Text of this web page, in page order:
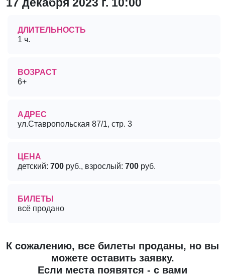
ДЛИТЕЛЬНОСТЬ
1 ч.
ВОЗРАСТ
6+
АДРЕС
ул.Ставропольская 87/1, стр. 3
ЦЕНА
детский: 700 руб., взрослый: 700 руб.
БИЛЕТЫ
всё продано
К сожалению, все билеты проданы, но вы
можете оставить заявку.
Если места появятся - с вами